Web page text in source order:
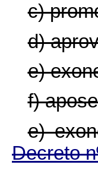
c)
d)
e)
f)
e)
Decreto